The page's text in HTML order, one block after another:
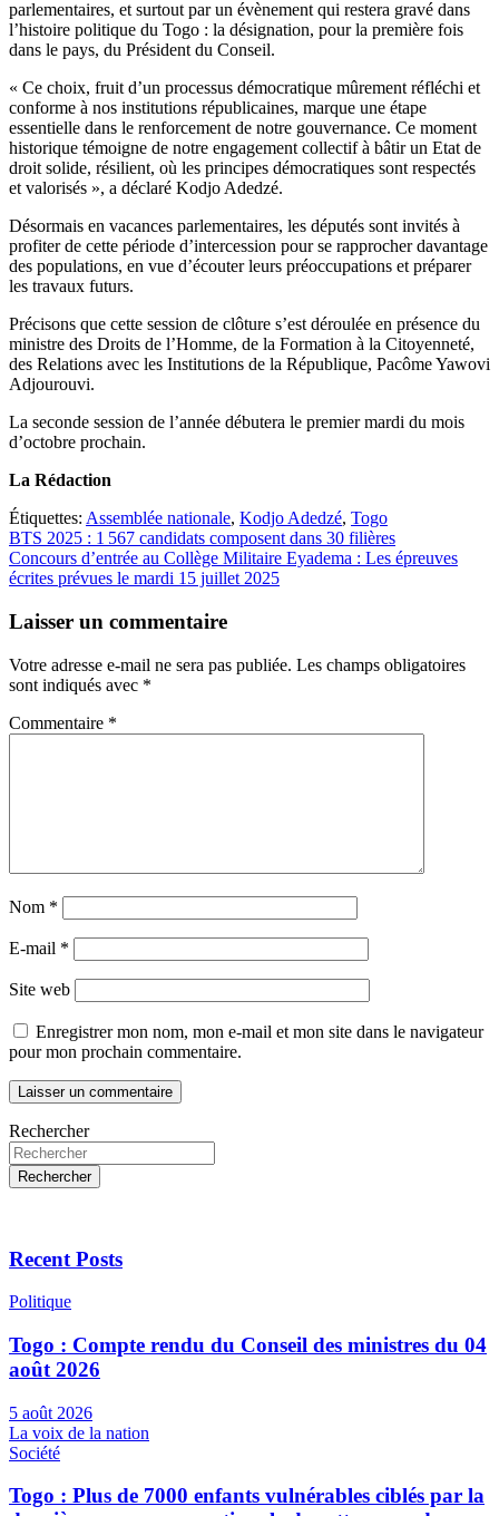
parlementaires, et surtout par un évènement qui restera gravé dans
l’histoire politique du Togo : la désignation, pour la première fois
dans le pays, du Président du Conseil.
« Ce choix, fruit d’un processus démocratique mûrement réfléchi et
conforme à nos institutions républicaines, marque une étape
essentielle dans le renforcement de notre gouvernance. Ce moment
historique témoigne de notre engagement collectif à bâtir un Etat de
droit solide, résilient, où les principes démocratiques sont respectés
et valorisés », a déclaré Kodjo Adedzé.
Désormais en vacances parlementaires, les députés sont invités à
profiter de cette période d’intercession pour se rapprocher davantage
des populations, en vue d’écouter leurs préoccupations et préparer
les travaux futurs.
Précisons que cette session de clôture s’est déroulée en présence du
ministre des Droits de l’Homme, de la Formation à la Citoyenneté,
des Relations avec les Institutions de la République, Pacôme Yawovi
Adjourouvi.
La seconde session de l’année débutera le premier mardi du mois
d’octobre prochain.
La Rédaction
Étiquettes: Assemblée nationale, Kodjo Adedzé, Togo
Navigation
de
BTS 2025 : 1 567 candidats composent dans 30 filières
Concours d’entrée au Collège Militaire Eyadema : Les épreuves
écrites prévues le mardi 15 juillet 2025
Laisser un commentaire
Votre adresse e-mail ne sera pas publiée. Les champs obligatoires
sont indiqués avec *
Commentaire *
Nom *
E-mail *
Site web
Enregistrer mon nom, mon e-mail et mon site dans le navigateur
pour mon prochain commentaire.
Rechercher
Rechercher
Recent Posts
Politique
Togo : Compte rendu du Conseil des ministres du 04
août 2026
5 août 2026
La voix de la nation
Société
Togo : Plus de 7000 enfants vulnérables ciblés par la